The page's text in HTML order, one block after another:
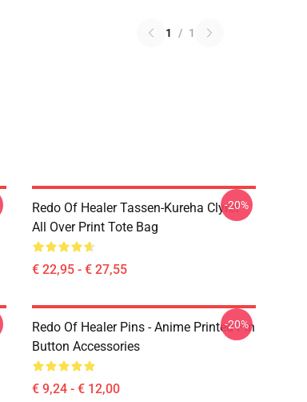
1 / 1
Redo Of Healer Tassen-Kureha Clyret
All Over Print Tote Bag
€ 22,95 - € 27,55
-20%
Redo Of Healer Pins - Anime Printed Pin
Button Accessories
€ 9,24 - € 12,00
-20%